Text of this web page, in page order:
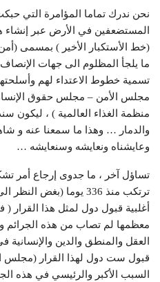
نحن ندرك تماما المؤامرة التي
المستضعفين في الأرض عبر إنشاء
(خط الأستكبار الأخير ) بمسمى
ما يلجأ المظلوم الى جهات
تسمية خطوط الاعتداء لهم
مجلس الأمن – مجلس حقوق
منظمة الغذاء العالمية ) ، ليكون
والدمار … وهذا ما سمعنا عنه و
وعايشناه ونعايشه وسنعايشه …
تساؤل آخر ، ما جدوى إرجاع أمر
ترتكب منذ 336 يوما
أغلبية قبول دول لمثل هذا
معظمها لم تصاب من هذه الجرائم
العقل والمنطق والدين والإنسانية
قبول ست دول لهذا القرار (مجلس
السبب الأكبر والرئيسي في هذه